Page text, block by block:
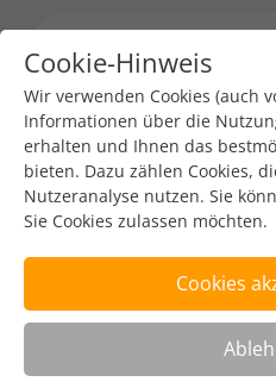
Cookie-Hinweis
Wir verwenden Cookies (auch
Informationen über die
erhalten und Ihnen das
bieten. Dazu zählen Cookies,
Nutzeranalyse nutzen. Sie
Sie Cookies zulassen möchten.
Cookies